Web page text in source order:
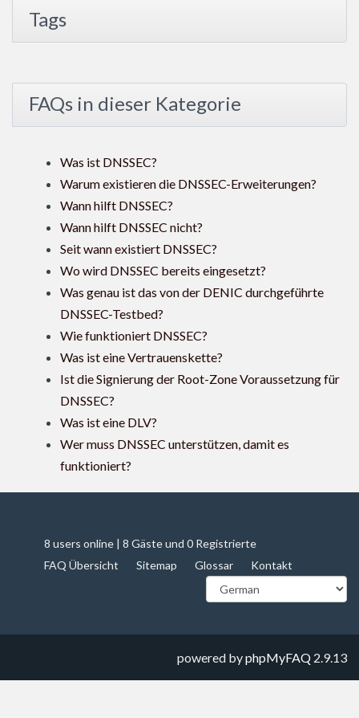
Tags
FAQs in dieser Kategorie
Was ist DNSSEC?
Warum existieren die DNSSEC-Erweiterungen?
Wann hilft DNSSEC?
Wann hilft DNSSEC nicht?
Seit wann existiert DNSSEC?
Wo wird DNSSEC bereits eingesetzt?
Was genau ist das von der DENIC durchgeführte
DNSSEC-Testbed?
Wie funktioniert DNSSEC?
Was ist eine Vertrauenskette?
Ist die Signierung der Root-Zone Voraussetzung für
DNSSEC?
Was ist eine DLV?
Wer muss DNSSEC unterstützen, damit es
funktioniert?
8 users online | 8 Gäste und 0 Registrierte
FAQ Übersicht
Sitemap Glossar Kontakt
powered byphpMyFAQ 2.9.13